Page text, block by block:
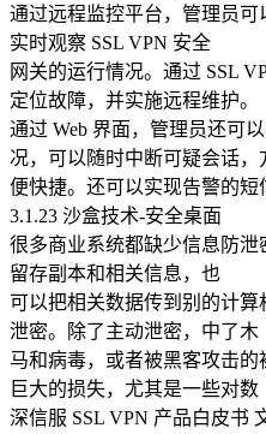
通过远程监控平台，管理员可
实时观察 SSL VPN 安全
网关的运行情况。通过 SSL
定位故障，并实施远程维护。
通过 Web 界面，管理员还可
况，可以随时中断可疑会话，
便快捷。还可以实现告警的短
3.1.23 沙盒技术-安全桌面
很多商业系统都缺少信息防
留存副本和相关信息，也
可以把相关数据传到别的计
泄密。除了主动泄密，中了木
马和病毒，或者被黑客攻击
巨大的损失，尤其是一些对数
深信服 SSL VPN 产品白皮书